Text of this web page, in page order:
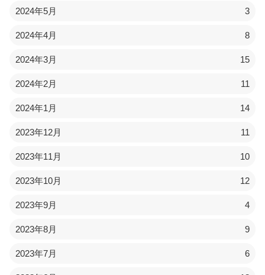
2024年5月 3
2024年4月 8
2024年3月 15
2024年2月 11
2024年1月 14
2023年12月 11
2023年11月 10
2023年10月 12
2023年9月 4
2023年8月 9
2023年7月 6